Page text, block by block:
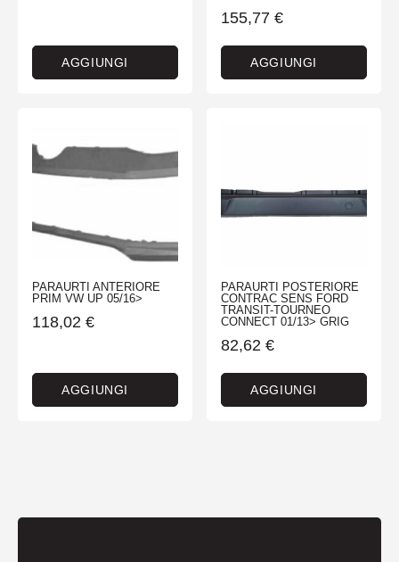
AGGIUNGI
155,77 €
AGGIUNGI
PARAURTI ANTERIORE
PRIM VW UP 05/16>
118,02 €
AGGIUNGI
PARAURTI POSTERIORE
CONTRAC SENS FORD
TRANSIT-TOURNEO
CONNECT 01/13> GRIG
82,62 €
AGGIUNGI